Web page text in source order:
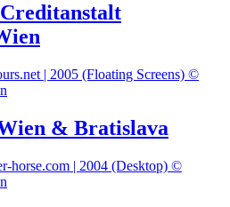
& Bratislava